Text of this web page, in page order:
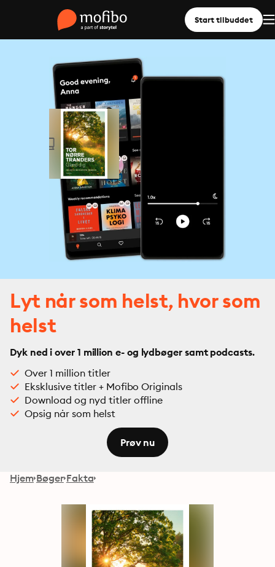
Start tilbuddet
Lyt når som helst, hvor som
helst
Dyk ned i over 1 million e- og lydbøger samt podcasts.
Over 1 million titler
Eksklusive titler + Mofibo Originals
Download og nyd titler offline
Opsig når som helst
Prøv nu
Hjem Bøger Fakta